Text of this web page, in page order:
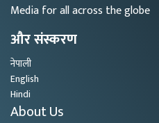
Media for all across the globe
और संस्करण
नेपाली
English
Hindi
About Us